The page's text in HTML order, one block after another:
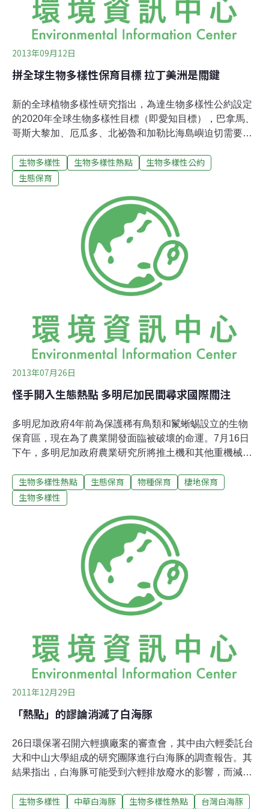
2013年09月12日
拼全球生物多樣性保育目標 拉丁美洲是關鍵
新的全球植物多樣性研究指出，為達生物多樣性公約設定
的2020年全球生物多樣性目標（即愛知目標），巴拿馬、
哥斯大黎加、厄瓜多、北祕魯和加勒比海島嶼迫切需要積
和食物的系統，是由870萬種動植物和其他生物所組成。
但這些物種滅絕的速度越來越快，不利於未來人類的生
目標，已開發國家同意在2014年前增加一倍的生物多樣性
保護工作，並且維持至計畫的最後一年。「如何達成生物
多樣性公約之植物保護目標」該項研究分析110,000種植
物物種，發現全世界67%的植物生活在全球17%的面積，
這些地方大多是熱帶和副熱帶地區。共同研究者、杜克大
學學者Stuart Pimm指出，這些地區包括巴拿馬、哥斯大黎
加、厄瓜多、北祕魯和加勒比海島嶼等地。
生物多樣性 生物多樣性熱點
生物多樣性公約
生態保育
2013年07月26日
怪手開入生態熱點 多明尼加民間尋求國際關注
多明尼加政府4年前為保護稀有鳥類和鬣蜥蜴設立的生物
保育區，現在為了農業開發面臨被破壞的命運。7月16日
下午，多明尼加政府農業研究所將推土機和其他重機械駛
區。6月，恩里基洛湖氾濫成災，造成數百個家庭無家可
歸，多明尼加農業研究所為此開墾Loma Charco Azul生物
仍有105公頃土地被挪為耕作用地。國際鳥盟多明尼加分
會Grupo Jaragua和當地居民極力想阻止推土機進入保育
區。對於政府突如其來的違法入侵，他們試著向媒體和其
他環團表達反對立場。多明尼加國家環保律師協會已經準
備訴諸法律，他們認為政府此舉已經違反國家環保法規編
號64-00，為多明尼加所有的保護區開了危險的先例。儘
管Grupo Jaragua持續和環保律師辦公室合作，企圖停止
生物多樣性熱點 生態保育 物種保育
棲地保育
生物多樣性
2011年12月29日
「熱點」的謬論消滅了白海豚
26日環保署召開六輕擴廠案的審查會，其中由六輕委託台
大和中山大學組成的研究團隊進行白海豚的調查報告。其
結果指出，白海豚可能受到六輕排放廢水的影響，而減少
白海豚，同樣是呼吸由六輕排放出來的廢氣，生活在六輕
生物多樣性 中華白海豚 生物多樣性熱點
台灣白海豚